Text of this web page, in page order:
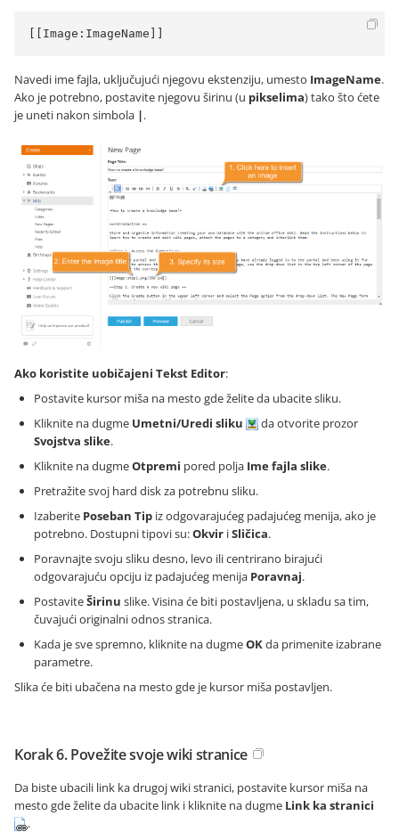
[[Image:ImageName]]
Navedi ime fajla, uključujući njegovu ekstenziju, umesto ImageName.
Ako je potrebno, postavite njegovu širinu (u pikselima) tako što ćete
je uneti nakon simbola |.
Ako koristite uobičajeni Tekst Editor:
Postavite kursor miša na mesto gde želite da ubacite sliku.
Kliknite na dugme Umetni/Uredi sliku
da otvorite prozor
Svojstva slike.
Kliknite na dugmeOtpremi pored polja Ime fajla slike.
Pretražite svoj hard disk za potrebnu sliku.
Izaberite Poseban Tip iz odgovarajućeg padajućeg menija, ako je
potrebno. Dostupni tipovi su:Okvir iSličica.
Poravnajte svoju sliku desno, levo ili centrirano birajući
odgovarajuću opciju iz padajućeg menija Poravnaj.
PostaviteŠirinu slike. Visina će biti postavljena, u skladu sa tim,
čuvajući originalni odnos stranica.
Kada je sve spremno, kliknite na dugmeOKda primenite izabrane
parametre.
Slika će biti ubačena na mesto gde je kursor miša postavljen.
Korak 6. Povežite svoje wiki stranice
Da biste ubacili link ka drugoj wiki stranici, postavite kursor miša na
mesto gde želite da ubacite link i kliknite na dugme Link ka stranici
.